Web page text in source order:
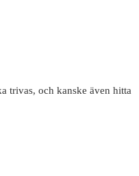
trivas, och kanske även hitta